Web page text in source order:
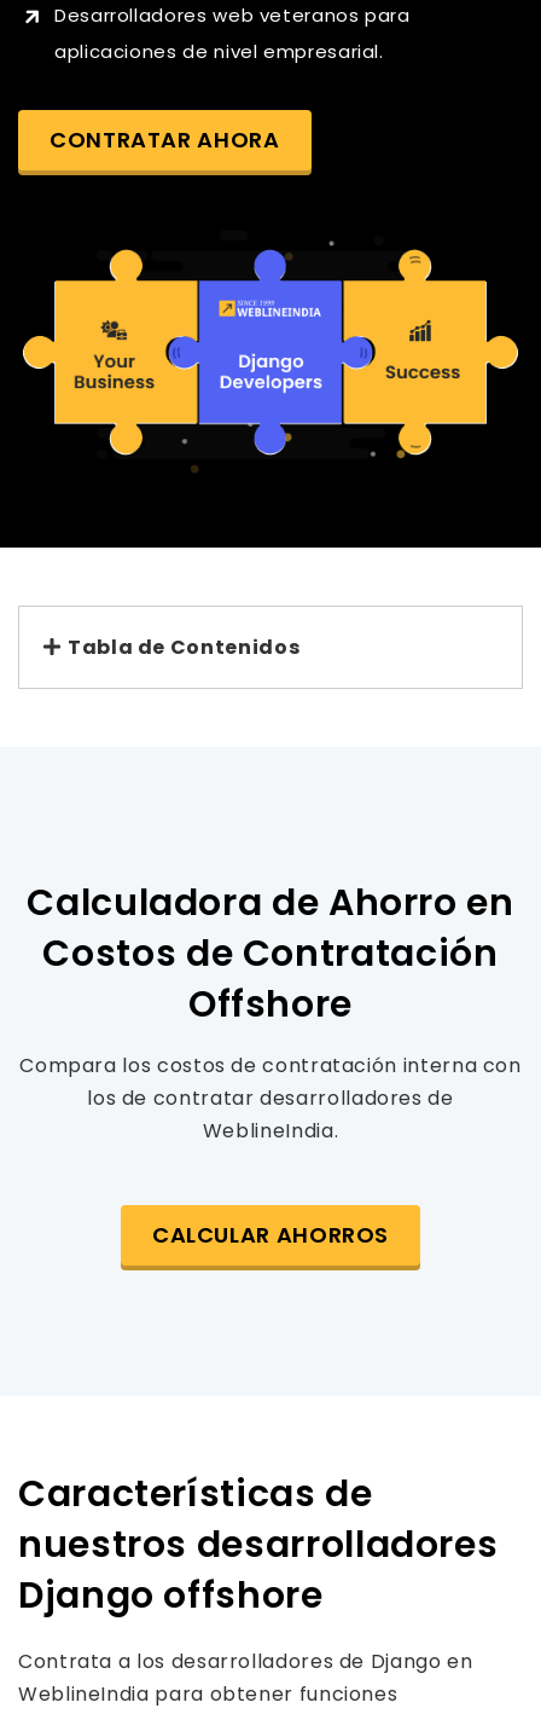
Desarrolladores web veteranos para
aplicaciones de nivel empresarial.
CONTRATAR AHORA
Tabla de Contenidos
Calculadora de Ahorro en
Costos de Contratación
Offshore
Compara los costos de contratación interna con
los de contratar desarrolladores de
WeblineIndia.
CALCULAR AHORROS
Características de
nuestros desarrolladores
Django offshore
Contrata a los desarrolladores de Django en
WeblineIndia para obtener funciones